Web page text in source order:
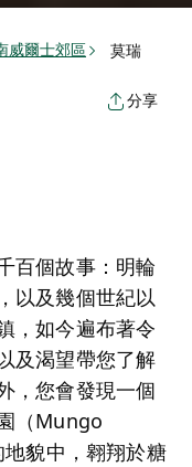
威爾士郊區 莫瑞
分享
百個故事：明輪
以及幾個世紀以
，如今遍布著令
及渴望帶您了解
，您會發現一個
（Mungo
貌中，翱翔於糖